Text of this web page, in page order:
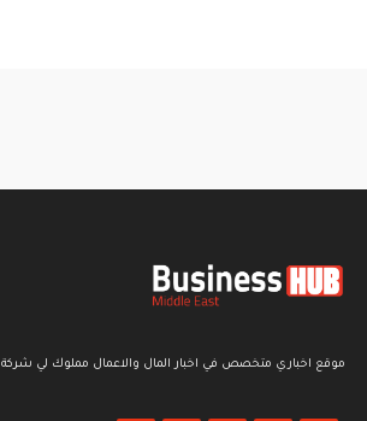
موقع اخباري متخصص في اخبار المال والاعمال مملوك لي شركة Press Hub UK